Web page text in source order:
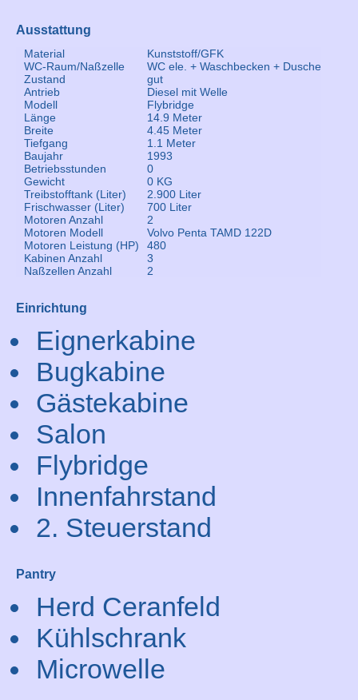
Ausstattung
Material
Kunststoff/GFK
WC-Raum/Naßzelle
WC ele. + Waschbecken + Dusche
Zustand
gut
Antrieb
Diesel mit Welle
Modell
Flybridge
Länge
14.9 Meter
Breite
4.45 Meter
Tiefgang
1.1 Meter
Baujahr
1993
Betriebsstunden
0
Gewicht
0 KG
Treibstofftank (Liter)
2.900 Liter
Frischwasser (Liter)
700 Liter
Motoren Anzahl
2
Motoren Modell
Volvo Penta TAMD 122D
Motoren Leistung (HP)
480
Kabinen Anzahl
3
Naßzellen Anzahl
2
Einrichtung
Eignerkabine
Bugkabine
Gästekabine
Salon
Flybridge
Innenfahrstand
2. Steuerstand
Pantry
Herd Ceranfeld
Kühlschrank
Microwelle